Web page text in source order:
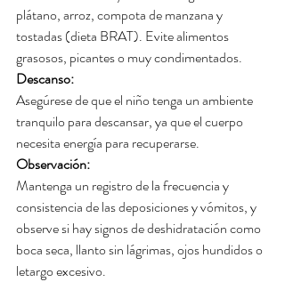
plátano, arroz, compota de manzana y
tostadas (dieta BRAT). Evite alimentos
grasosos, picantes o muy condimentados.
Descanso:
Asegúrese de que el niño tenga un ambiente
tranquilo para descansar, ya que el cuerpo
necesita energía para recuperarse.
Observación:
Mantenga un registro de la frecuencia y
consistencia de las deposiciones y vómitos, y
observe si hay signos de deshidratación como
boca seca, llanto sin lágrimas, ojos hundidos o
letargo excesivo.